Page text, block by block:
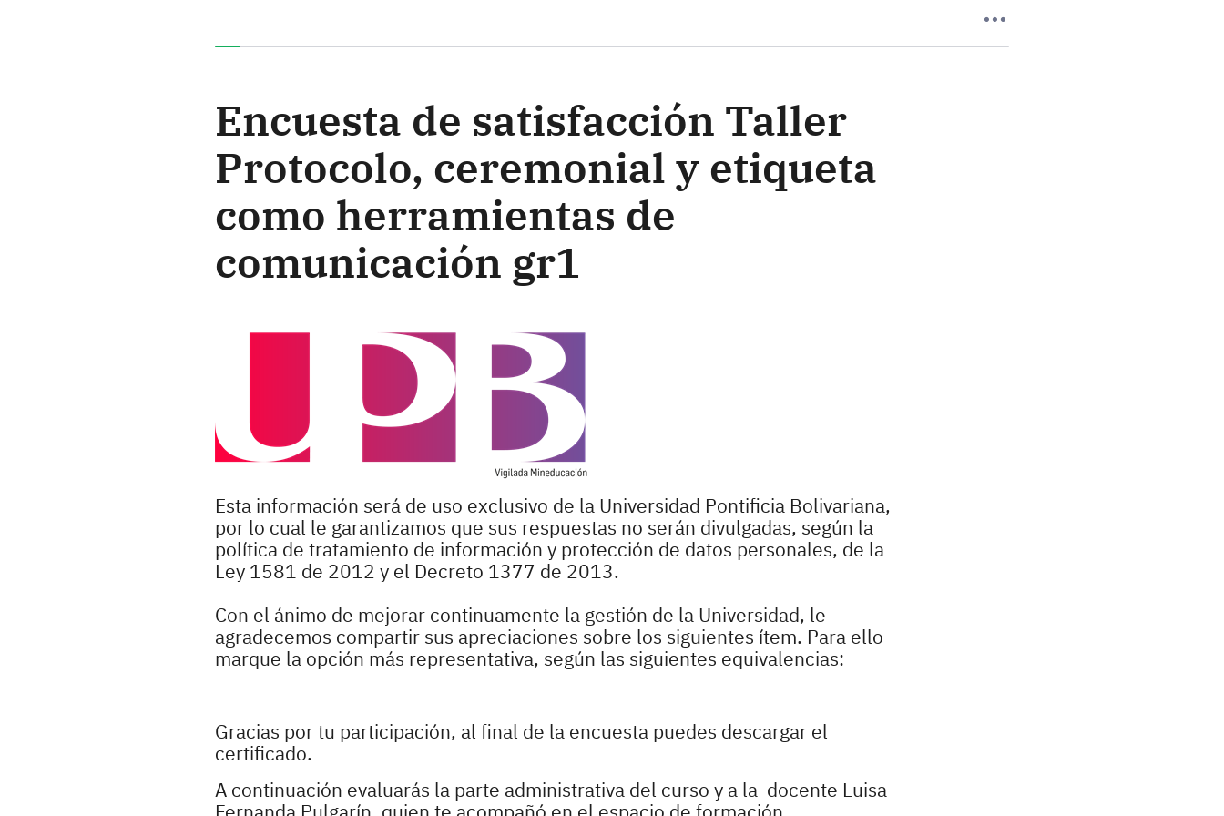
Encuesta de satisfacción Taller
Protocolo, ceremonial y etiqueta
como herramientas de
comunicación gr1
Esta información será de uso exclusivo de la Universidad Pontificia Bolivariana,
por lo cual le garantizamos que sus respuestas no serán divulgadas, según la
política de tratamiento de información y protección de datos personales, de la
Ley 1581 de 2012 y el Decreto 1377 de 2013.
Con el ánimo de mejorar continuamente la gestión de la Universidad, le
agradecemos compartir sus apreciaciones sobre los siguientes ítem. Para ello
marque la opción más representativa, según las siguientes equivalencias:
Gracias por tu participación, al final de la encuesta puedes descargar el
certificado.
A continuación evaluarás la parte administrativa del curso y a la docente Luisa